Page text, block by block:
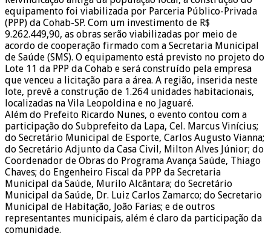
equipamento foi viabilizada por Parceria Público-Privada
(PPP) da Cohab-SP. Com um investimento de R$
9.262.449,90, as obras serão viabilizadas por meio de
acordo de cooperação firmado com a Secretaria Municipal
de Saúde (SMS). O equipamento está previsto no projeto do
Lote 11 da PPP da Cohab e será construído pela empresa
que venceu a licitação para a área. A região, inserida neste
lote, prevê a construção de 1.264 unidades habitacionais,
localizadas na Vila Leopoldina e no Jaguaré.
Além do Prefeito Ricardo Nunes, o evento contou com a
participação do Subprefeito da Lapa, Cel. Marcus Vinícius;
do Secretário Municipal de Esporte, Carlos Augusto Vianna;
do Secretário Adjunto da Casa Civil, Milton Alves Júnior; do
Coordenador de Obras do Programa Avança Saúde, Thiago
Chaves; do Engenheiro Fiscal da PPP da Secretaria
Municipal da Saúde, Murilo Alcântara; do Secretário
Municipal da Saúde, Dr. Luiz Carlos Zamarco; do Secretario
Municipal de Habitação, João Farias; e de outros
representantes municipais, além é claro da participação da
comunidade.